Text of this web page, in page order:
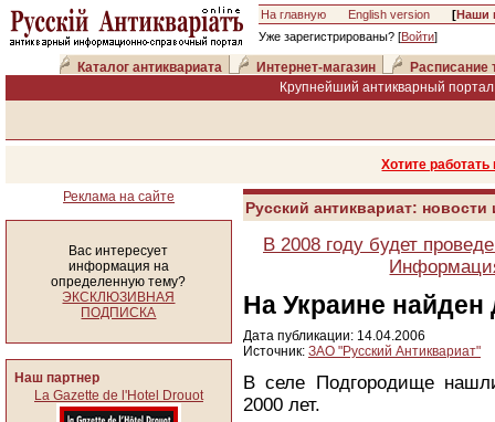
На главную English version [Наши
Уже зарегистрированы? [Войти]
Каталог антиквариата Интернет-магазин
Расписание
Крупнейший антикварный
Хотите
Реклама на сайте
Вас интересует
информация на
определенную тему?
ЭКСКЛЮЗИВНАЯ
ПОДПИСКА
Наш партнер
La Gazette de l'Hotel Drouot
Русский антиквариат:
В 2008 году будет
На Украине найден
Дата публикации: 14.04.2006
Источник: ЗАО "Русский Антиквариат"
В селе Подгородище
2000 лет.